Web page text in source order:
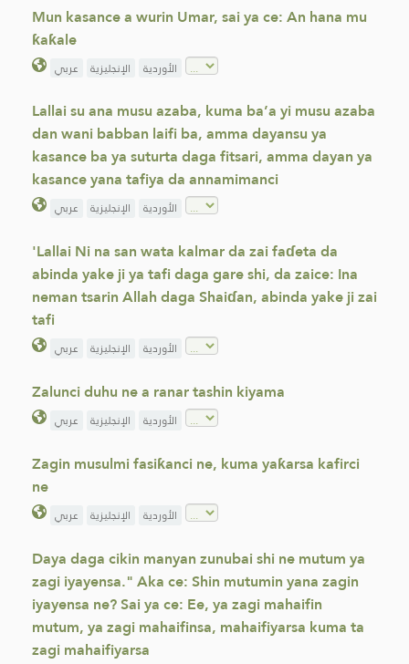
Mun kasance a wurin Umar, sai ya ce: An hana mu
ƙaƙale
عربي الإنجليزية الأوردية
Lallai su ana musu azaba, kuma ba’a yi musu azaba
dan wani babban laifi ba, amma dayansu ya
kasance ba ya suturta daga fitsari, amma dayan ya
kasance yana tafiya da annamimanci
عربي الإنجليزية الأوردية
'Lallai Ni na san wata kalmar da zai faɗeta da
abinda yake ji ya tafi daga gare shi, da zaice: Ina
neman tsarin Allah daga Shaiɗan, abinda yake ji zai
tafi
عربي الإنجليزية الأوردية
Zalunci duhu ne a ranar tashin kiyama
عربي الإنجليزية الأوردية
Zagin musulmi fasiƙanci ne, kuma yaƙarsa kafirci
ne
عربي الإنجليزية الأوردية
Daya daga cikin manyan zunubai shi ne mutum ya
zagi iyayensa." Aka ce: Shin mutumin yana zagin
iyayensa ne? Sai ya ce: Ee, ya zagi mahaifin
mutum, ya zagi mahaifinsa, mahaifiyarsa kuma ta
zagi mahaifiyarsa